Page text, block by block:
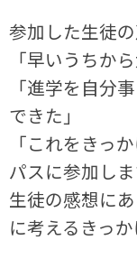
参加した生徒の
「早いうちか
「進学を自分
できた」
「これをきっ
パスに参加しま
生徒の感想に
に考えるきっ